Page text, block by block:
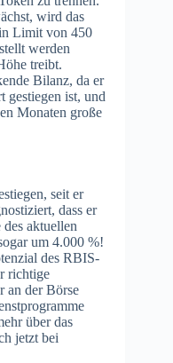
wird das
Limit von 450
werden
treibt.
Bilanz, da er
gestiegen ist, und
Monaten große
seit er
dass er
aktuellen
um 4.000 %!
des RBIS-
richtige
an der Börse
über das
jetzt bei